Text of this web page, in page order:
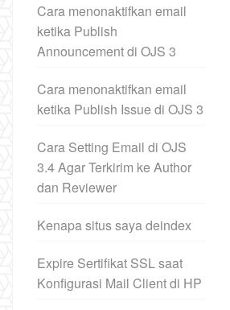
Cara menonaktifkan email
ketika Publish
Announcement di OJS 3
Cara menonaktifkan email
ketika Publish Issue di OJS 3
Cara Setting Email di OJS
3.4 Agar Terkirim ke Author
dan Reviewer
Kenapa situs saya deindex
Expire Sertifikat SSL saat
Konfigurasi Mail Client di HP